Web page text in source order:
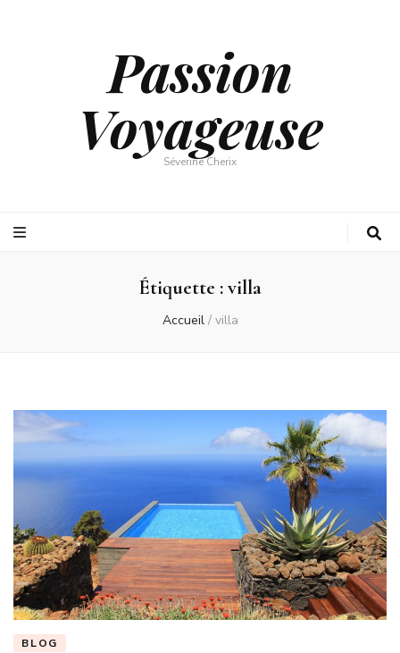
Passion
Voyageuse
Séverine Cherix
Étiquette :villa
Accueil / villa
BLOG